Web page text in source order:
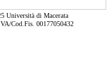
Università di Macerata
Cod.Fis. 00177050432